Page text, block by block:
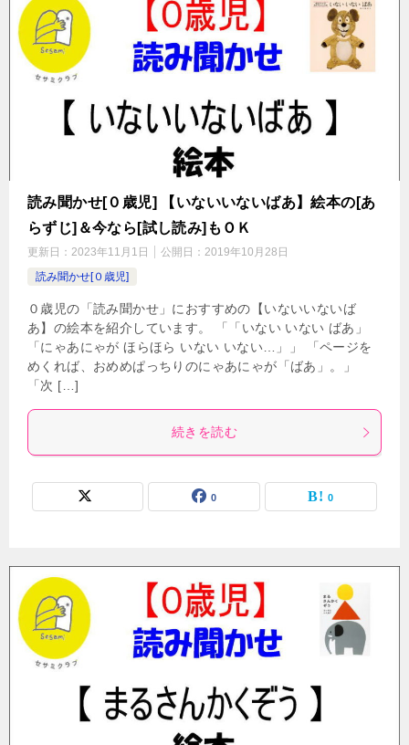
読み聞かせ[０歳児] 【いないいないばあ】絵本の[あ
らずじ]＆今なら[試し読み]もＯＫ
更新日： 2023年11月1日 公開日： 2019年10月28日
読み聞かせ[０歳児]
０歳児の「読み聞かせ」におすすめの【いないいないば
あ】の絵本を紹介しています。 「「いない いない ばあ」
「にゃあにゃが ほらほら いない いない…」」 「ページを
めくれば、おめめぱっちりのにゃあにゃが「ばあ」。」
「次 […]
続きを読む
0 0